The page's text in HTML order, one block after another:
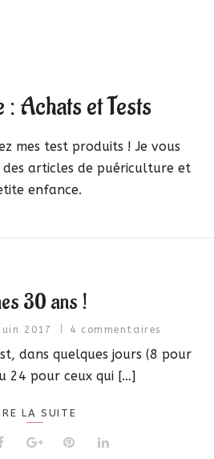
: Achats et Tests
mes test produits ! Je vous
des articles de puériculture et
enfance.
30 ans !
2017 4 commentaires
dans quelques jours (8 pour
24 pour ceux qui […]
LA SUITE